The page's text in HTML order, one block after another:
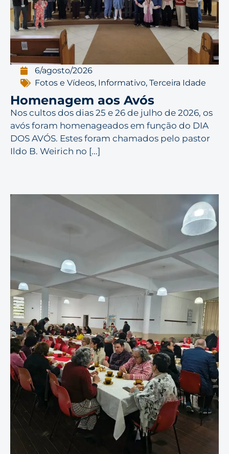
6/agosto/2026
Fotos e Vídeos, Informativo,Terceira Idade
Homenagem aos Avós
Nos cultos dos dias 25 e 26 de julho de 2026, os
avós foram homenageados em função do DIA
DOS AVÓS. Estes foram chamados pelo pastor
Ildo B. Weirich no [...]